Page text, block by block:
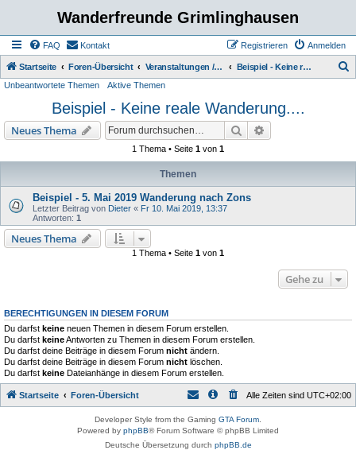
Wanderfreunde Grimlinghausen
FAQ Kontakt Anmelden
Registrieren
Startseite Foren-Übersicht Veranstaltungen / Wanderungen Beispiel - Keine reale Wanderung....
Unbeantwortete Themen Aktive Themen
Beispiel - Keine reale Wanderung....
Neues Thema Suche
1 Thema • Seite 1 von 1
Themen
Beispiel - 5. Mai 2019 Wanderung nach Zons
Letzter Beitrag von Dieter « Fr 10. Mai 2019, 13:37
Antworten: 1
Neues Thema
1 Thema • Seite 1 von 1
Gehe zu
BERECHTIGUNGEN IN DIESEM FORUM
Du darfst keine neuen Themen in diesem Forum erstellen.
Du darfst keineAntworten zu Themen in diesem Forum erstellen.
Du darfst deine Beiträge in diesem Forum nicht ändern.
Du darfst deine Beiträge in diesem Forum nicht löschen.
Du darfst keine Dateianhänge in diesem Forum erstellen.
Startseite Foren-Übersicht Alle Zeiten sind UTC+02:00
Developer Style from the Gaming GTA Forum
Powered by phpBB® Forum Software © phpBB Limited
Deutsche Übersetzung durch phpBB.de